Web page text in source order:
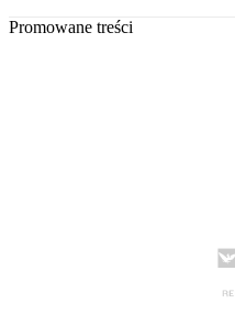
Promowane treści